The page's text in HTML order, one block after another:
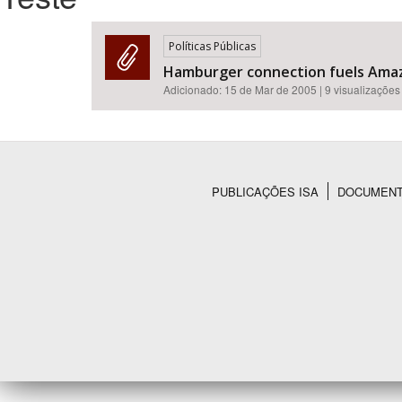
Área de Levantamento
Políticas Públicas
Hamburger connection fuels
Adicionado: 15 de Mar de 2005 | 9 visualizações
PUBLICAÇÕES ISA